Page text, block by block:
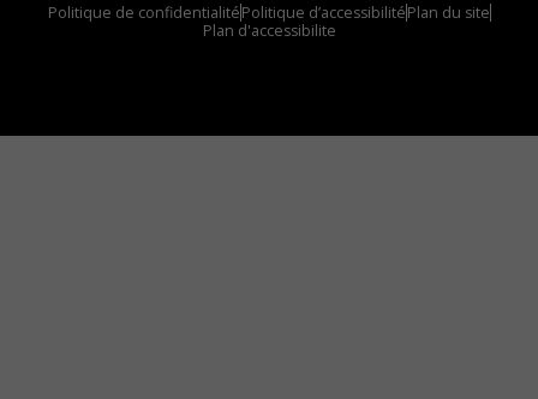
Politique de confidentialitéPolitique d’accessibilitéPlan du site
Plan d'accessibilite